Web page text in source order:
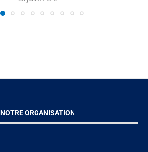
NOTRE ORGANISATION